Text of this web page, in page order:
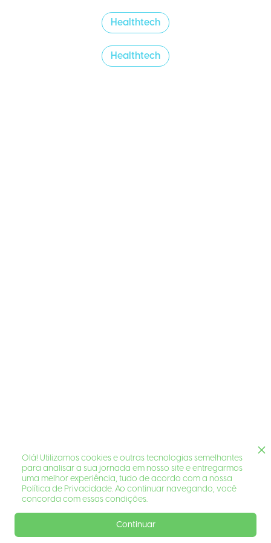
Healthtech
Healthtech
Olá! Utilizamos cookies e outras tecnologias semelhantes
para analisar a sua jornada em nosso site e entregarmos
uma melhor experiência, tudo de acordo com a nossa
Política de Privacidade. Ao continuar navegando, você
concorda com essas condições.
Continuar